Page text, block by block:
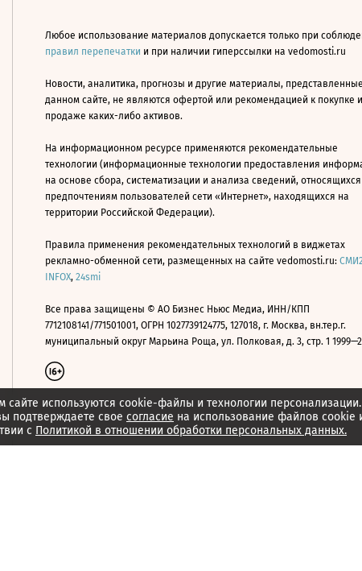
сайте используются cookie-файлы и технологии
подтверждаете свое согласие на использование файлов cookie
с Политикой в отношении обработки персональных данных.
Любое использование материалов допускается только при
правил перепечатки и при наличии гиперссылки на vedomosti.ru
Новости, аналитика, прогнозы и другие материалы,
данном сайте, не являются офертой или рекомендацией к покупке
продаже каких-либо активов.
На информационном ресурсе применяются рекомендательные
технологии (информационные технологии предоставления
на основе сбора, систематизации и анализа сведений,
предпочтениям пользователей сети «Интернет», находящихся на
территории Российской Федерации).
Правила применения рекомендательных технологий в виджетах
рекламно-обменной сети, размещенных на сайте vedomosti.ru:
INFOX, 24smi
Все права защищены © АО Бизнес Ньюс Медиа, ИНН/КПП
7712108141/771501001, ОГРН 1027739124775, 127018, г. Москва, вн.тер.г.
муниципальный округ Марьина Роща, ул. Полковая, д. 3, стр. 1